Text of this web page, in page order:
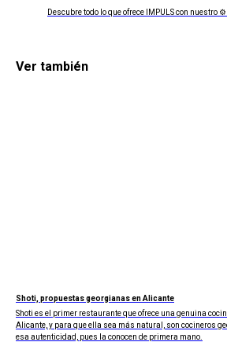
Descubre todo lo que ofrece IMPULS con nuestro
Ver también
Shoti, propuestas georgianas en Alicante
Shoti es el primer restaurante que ofrece una genuina
Alicante, y para que ella sea más natural, son cocineros
esa autenticidad, pues la conocen de primera mano.